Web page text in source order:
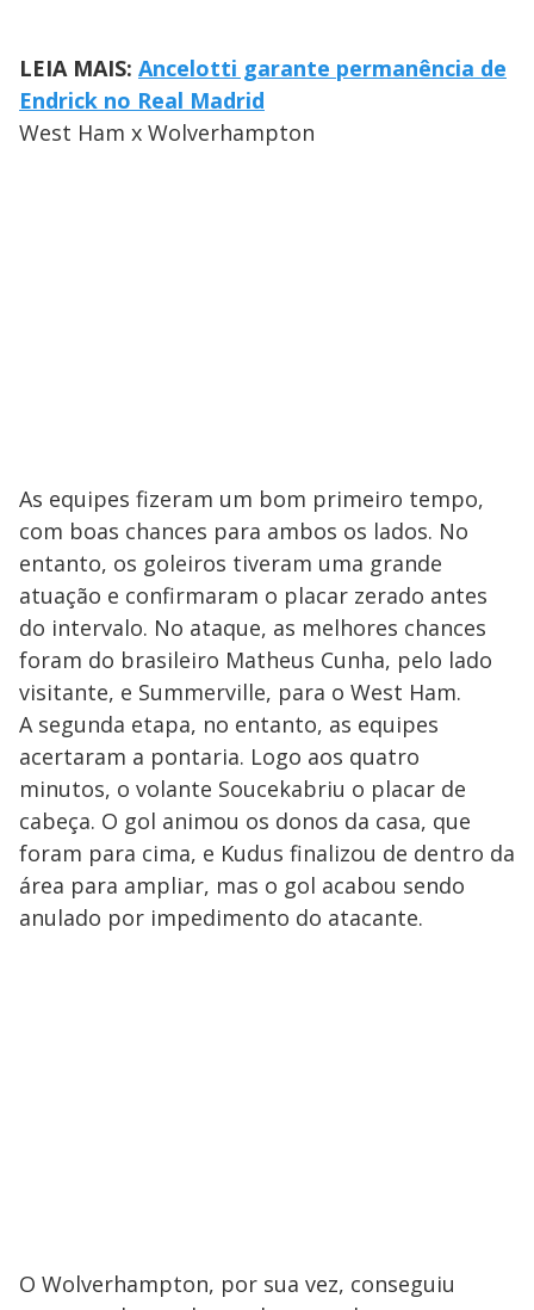
LEIA MAIS: Ancelotti garante permanência de
Endrick no Real Madrid
West Ham x Wolverhampton
As equipes fizeram um bom primeiro tempo,
com boas chances para ambos os lados. No
entanto, os goleiros tiveram uma grande
atuação e confirmaram o placar zerado antes
do intervalo. No ataque, as melhores chances
foram do brasileiro Matheus Cunha, pelo lado
visitante, e Summerville, para o West Ham.
A segunda etapa, no entanto, as equipes
acertaram a pontaria. Logo aos quatro
minutos, o volante Soucekabriu o placar de
cabeça. O gol animou os donos da casa, que
foram para cima, e Kudus finalizou de dentro da
área para ampliar, mas o gol acabou sendo
anulado por impedimento do atacante.
O Wolverhampton, por sua vez, conseguiu